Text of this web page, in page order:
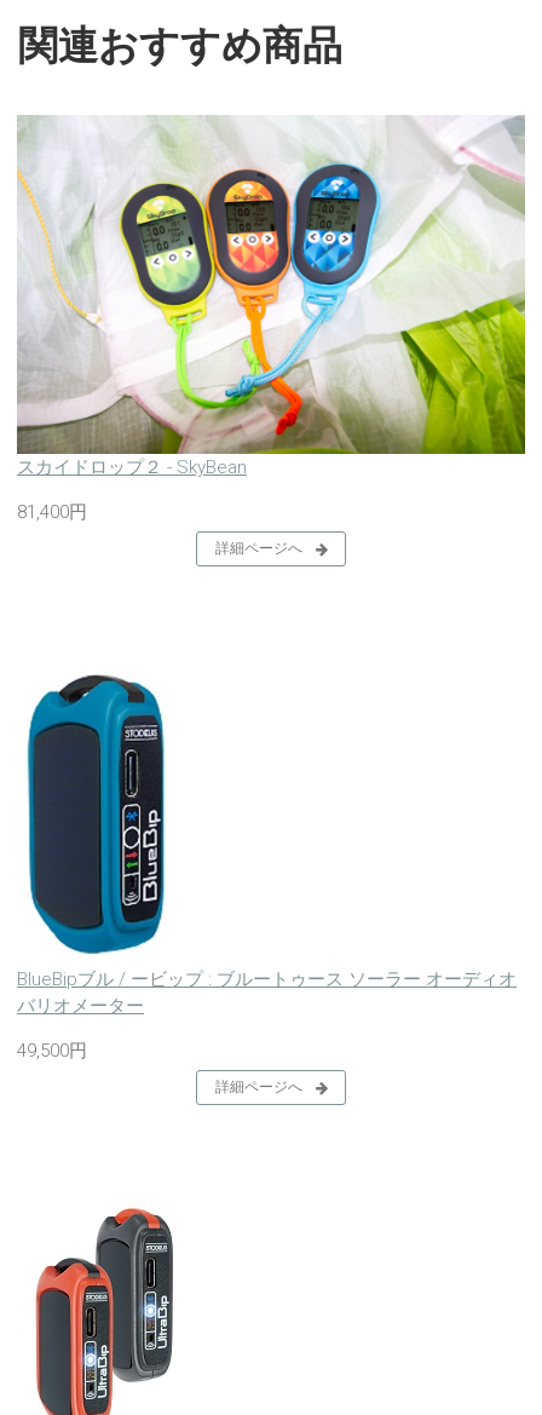
関連おすすめ商品
スカイドロップ２ - SkyBean
81,400円
詳細ページへ
BlueBipブル / ービップ : ブルートゥース ソーラー オーディオ
バリオメーター
49,500円
詳細ページへ